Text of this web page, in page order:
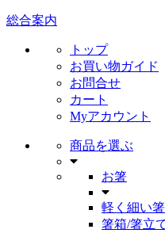
総合案内
トップ
お買い物ガイド
お問合せ
カート
Myアカウント
商品を選ぶ
お箸
軽く細い
箸箱/箸立